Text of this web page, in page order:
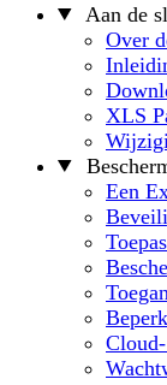
Aan de
Over
XLS
Een